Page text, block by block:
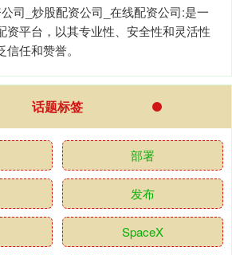
司_炒股配资公司_在线配资公司:是一
资平台，以其专业性、安全性和灵活性
任和赞誉。
话题标签
部署
发布
SpaceX